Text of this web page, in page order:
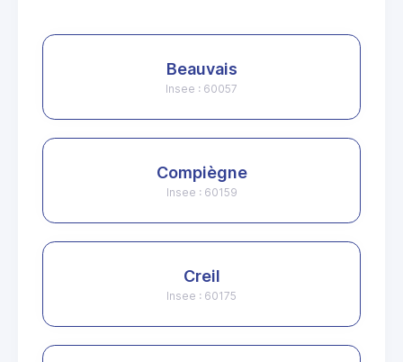
Beauvais
Insee : 60057
Compiègne
Insee : 60159
Creil
Insee : 60175